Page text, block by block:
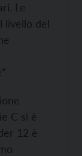
Le
livello del
C si è
12 è